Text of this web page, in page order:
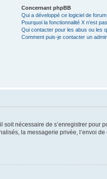
Concernant phpBB
Qui a développé ce logiciel de
Pourquoi la fonctionnalité X n’est
Qui contacter pour les abus ou les
Comment puis-je contacter un
nécessaire de s’enregistrer pour
la messagerie privée, l’envoi